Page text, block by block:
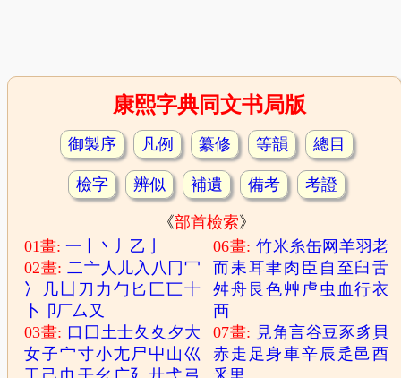
康熙字典同文书局版
御製序 凡例 纂修 等韻 總目
檢字 辨似 補遺 備考 考證
《部首檢索》
01畫:一 丶 丿 乙
02畫:二亠 人 儿入 八 冂冖
冫
几 凵 刀 力 勹 匕 匚匸十
卜
卩厂厶 又
03畫: 口 囗 土士夂 夊 夕大
女子宀寸小尢尸 屮 山巛
06畫: 竹米糸缶网 羊羽老
而耒耳聿肉 臣 自 至 臼舌
舛舟 艮色艸 虍 虫 血行衣
襾
07畫: 見角言谷豆豕豸 貝
赤走 足身車辛辰 辵 邑酉